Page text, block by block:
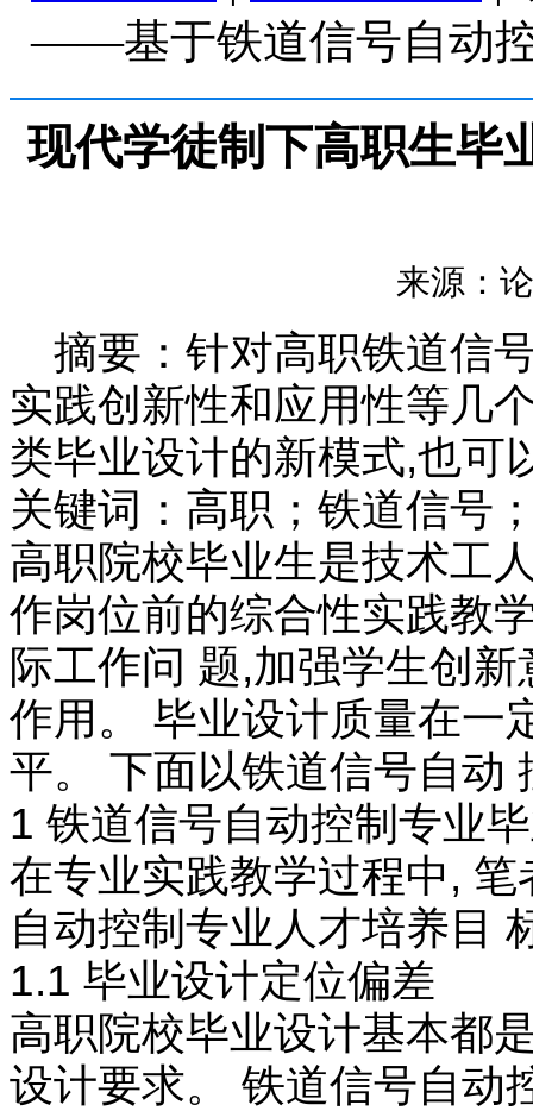
——基于铁道信号自动
现代学徒制下高职生
来源：
摘要：针对高职铁道信
实践创新性和应用性等几
类毕业设计的新模式,也可
关键词：高职；铁道信号
高职院校毕业生是技术工
作岗位前的综合性实践教
际工作问 题,加强学生创
作用。 毕业设计质量在一
平。 下面以铁道信号自动
1 铁道信号自动控制专业
在专业实践教学过程中,
自动控制专业人才培养目
1.1 毕业设计定位偏差
高职院校毕业设计基本都
设计要求。 铁道信号自动